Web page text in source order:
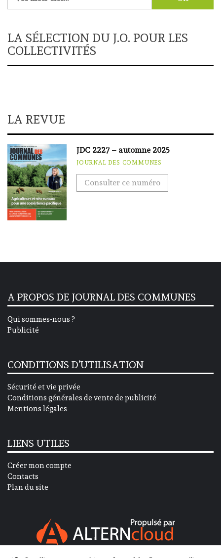
LA SÉLECTION DU J.O. POUR LES
COLLECTIVITÉS
LA REVUE
JDC 2227 – automne 2025
JOURNAL DES COMMUNES
Consulter ce numéro
A PROPOS DE JOURNAL DES COMMUNES
Qui sommes-nous ?
Publicité
CONDITIONS D’UTILISATION
Sécurité et vie privée
Conditions générales de vente de publicité
Mentions légales
LIENS UTILES
Créer mon compte
Contacts
Plan du site